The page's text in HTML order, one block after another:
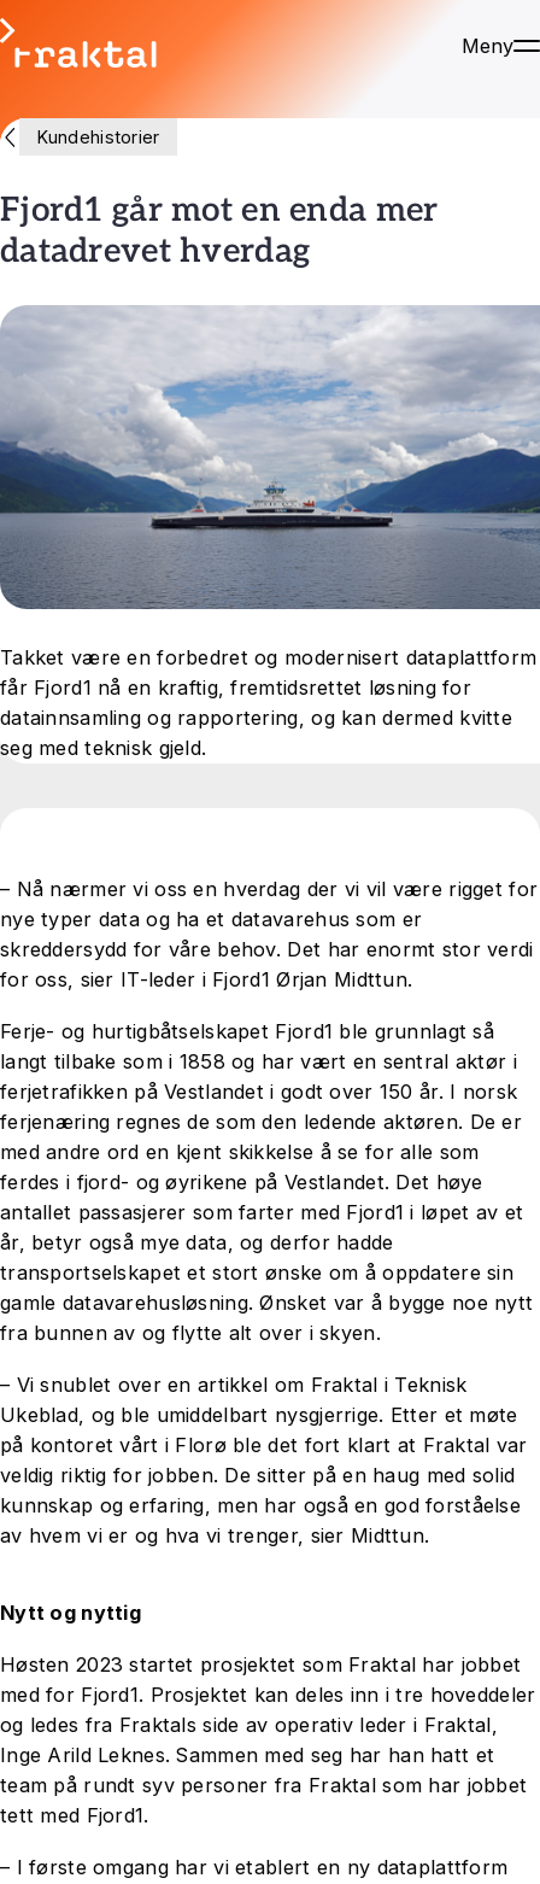
Meny
Kundehistorier
Fjord1 går mot en enda mer
datadrevet hverdag
Takket være en forbedret og modernisert dataplattform
får Fjord1 nå en kraftig, fremtidsrettet løsning for
datainnsamling og rapportering, og kan dermed kvitte
seg med teknisk gjeld.
– Nå nærmer vi oss en hverdag der vi vil være rigget for
nye typer data og ha et datavarehus som er
skreddersydd for våre behov. Det har enormt stor verdi
for oss, sier IT-leder i Fjord1 Ørjan Midttun.
Ferje- og hurtigbåtselskapet Fjord1 ble grunnlagt så
langt tilbake som i 1858 og har vært en sentral aktør i
ferjetrafikken på Vestlandet i godt over 150 år. I norsk
ferjenæring regnes de som den ledende aktøren. De er
med andre ord en kjent skikkelse å se for alle som
ferdes i fjord- og øyrikene på Vestlandet. Det høye
antallet passasjerer som farter med Fjord1 i løpet av et
år, betyr også mye data, og derfor hadde
transportselskapet et stort ønske om å oppdatere sin
gamle datavarehusløsning. Ønsket var å bygge noe nytt
fra bunnen av og flytte alt over i skyen.
– Vi snublet over en artikkel om Fraktal i Teknisk
Ukeblad, og ble umiddelbart nysgjerrige. Etter et møte
på kontoret vårt i Florø ble det fort klart at Fraktal var
veldig riktig for jobben. De sitter på en haug med solid
kunnskap og erfaring, men har også en god forståelse
av hvem vi er og hva vi trenger, sier Midttun.
Nytt og nyttig
Høsten 2023 startet prosjektet som Fraktal har jobbet
med for Fjord1. Prosjektet kan deles inn i tre hoveddeler
og ledes fra Fraktals side av operativ leder i Fraktal,
Inge Arild Leknes. Sammen med seg har han hatt et
team på rundt syv personer fra Fraktal som har jobbet
tett med Fjord1.
– I første omgang har vi etablert en ny dataplattform